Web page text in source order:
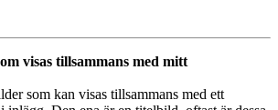
visas tillsammans med mitt
som kan visas tillsammans med ett